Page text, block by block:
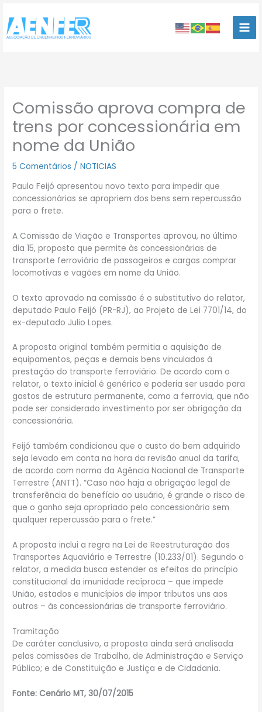
para
conteúdo
Comissão aprova compra de
trens por concessionária em
nome da União
5 Comentários /NOTICIAS
Paulo Feijó apresentou novo texto para impedir que
concessionárias se apropriem dos bens sem repercussão
para o frete.
A Comissão de Viação e Transportes aprovou, no último
dia 15, proposta que permite às concessionárias de
transporte ferroviário de passageiros e cargas comprar
locomotivas e vagões em nome da União.
O texto aprovado na comissão é o substitutivo do relator,
deputado Paulo Feijó (PR-RJ), ao Projeto de Lei 7701/14, do
ex-deputado Julio Lopes.
A proposta original também permitia a aquisição de
equipamentos, peças e demais bens vinculados à
prestação do transporte ferroviário. De acordo com o
relator, o texto inicial é genérico e poderia ser usado para
gastos de estrutura permanente, como a ferrovia, que não
pode ser considerado investimento por ser obrigação da
concessionária.
Feijó também condicionou que o custo do bem adquirido
seja levado em conta na hora da revisão anual da tarifa,
de acordo com norma da Agência Nacional de Transporte
Terrestre (ANTT). “Caso não haja a obrigação legal de
transferência do benefício ao usuário, é grande o risco de
que o ganho seja apropriado pelo concessionário sem
qualquer repercussão para o frete.”
A proposta inclui a regra na Lei de Reestruturação dos
Transportes Aquaviário e Terrestre (10.233/01). Segundo o
relator, a medida busca estender os efeitos do princípio
constitucional da imunidade recíproca – que impede
União, estados e municípios de impor tributos uns aos
outros – às concessionárias de transporte ferroviário.
Tramitação
De caráter conclusivo, a proposta ainda será analisada
pelas comissões de Trabalho, de Administração e Serviço
Público; e de Constituição e Justiça e de Cidadania.
Fonte: Cenário MT, 30/07/2015